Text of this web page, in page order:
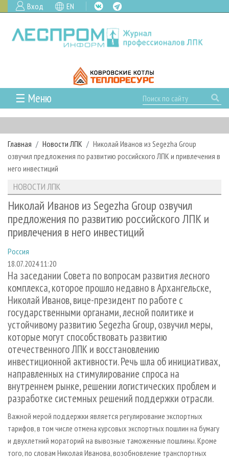
Вход EN
☰ Меню
ГЛАВНАЯ
РУБРИКИ И ТЕМЫ
РУБРИКИ ЖУРНАЛА
ЛЕСНОЕ ХОЗЯЙСТВО
ЛЕСОЗАГОТОВКА
ЛЕСОПИЛЕНИЕ
ДЕРЕВООБРАБОТКА
СУШКА ДРЕВЕСИНЫ
ПРОИЗВОДСТВО ДРЕВЕСНЫХ ПЛИТ
ДЕРЕВЯННОЕ ДОМОСТРОЕНИЕ
ПРОИЗВОДСТВО МЕБЕЛИ
БИОЭНЕРГЕТИКА
ЦБП
ИНСТРУМЕНТ И МАТЕРИАЛЫ
НОВОСТИ
КАЛЕНДАРЬ СОБЫТИЙ
НОВОСТИ ЛПК
НОВОСТИ ЖУРНАЛА
НОВОСТИ КОМПАНИЙ
ПРОЕКТЫ ЛПИ
АНАЛИТИКА
ПРЕДПРИЯТИЯ ЛПК
ЛЕСНЫЕ РЕГИОНЫ РОССИИ
ПЕРСОНЫ
МОБИЛЬНЫЕ ВЫСТАВКИ
ОФИЦИАЛЬНЫЕ ДЕЛЕГАЦИИ
ПРИОРИТЕТНЫЕ ИНВЕСТПРОЕКТЫ
RUSSIAN FORESTRY REVIEW
ГАЗЕТА ЛЕСПРОМФОРУМ
БИБЛИОТЕКА СПЕЦИАЛИСТА
АРХИВ
АРХИВ ЖУРНАЛОВ
СТАТЬИ
О ЖУРНАЛЕ
ПОДПИСКА
КОНТАКТЫ
РЕКЛАМОДАТЕЛЯМ
РЕКЛАМА
РЕКЛАМА НА САЙТЕ
Главная Новости ЛПК
Николай Иванов из Segezha Group
озвучил предложения по развитию российского ЛПК и привлечения в
него инвестиций
НОВОСТИ ЛПК
Николай Иванов из Segezha Group озвучил
предложения по развитию российского ЛПК и
привлечения в него инвестиций
Россия
18.07.2024 11:20
На заседании Совета по вопросам развития лесного
комплекса, которое прошло недавно в Архангельске,
Николай Иванов, вице-президент по работе с
государственными органами, лесной политике и
устойчивому развитию Segezha Group, озвучил меры,
которые могут способствовать развитию
отечественного ЛПК и восстановлению
инвестиционной активности. Речь шла об инициативах,
направленных на стимулирование спроса на
внутреннем рынке, решении логистических проблем и
разработке системных решений поддержки отрасли.
Важной мерой поддержки является регулирование экспортных
тарифов, в том числе отмена курсовых экспортных пошлин на бумагу
и двухлетний мораторий на вывозные таможенные пошлины. Кроме
того, по словам Николая Иванова, возобновление транспортных